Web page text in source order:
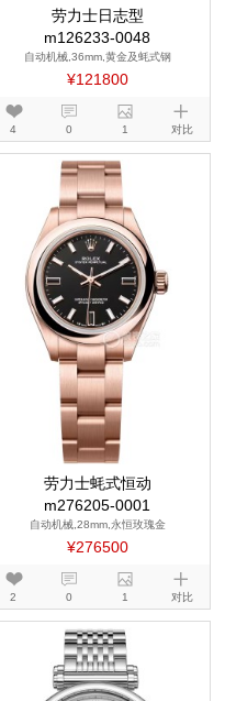
劳力士日志型
m126233-0048
自动机械,36mm,黄金及蚝式钢
¥121800
4 0 1 对比
劳力士蚝式恒动
m276205-0001
自动机械,28mm,永恒玫瑰金
¥276500
2 0 1 对比